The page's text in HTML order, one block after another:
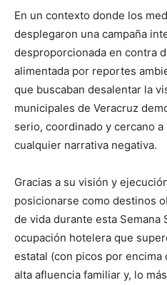
En un contexto donde los
desplegaron una campaña
desproporcionada en contra
alimentada por reportes
que buscaban desalentar la
municipales de Veracruz
serio, coordinado y cercano
cualquier narrativa negativa.
Gracias a su visión y
posicionarse como destinos
de vida durante esta Semana
ocupación hotelera que
estatal (con picos por encima
alta afluencia familiar y, lo